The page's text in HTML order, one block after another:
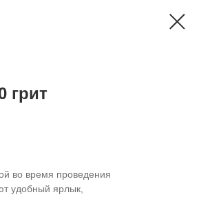
грит
во время проведения
удобный ярлык,